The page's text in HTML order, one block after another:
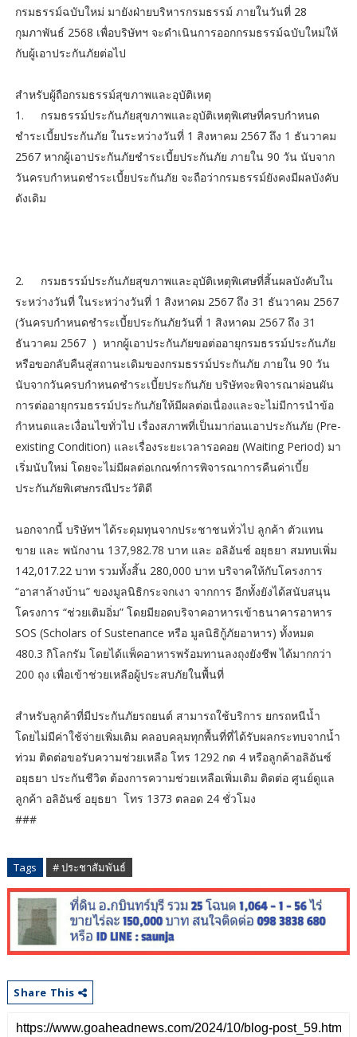
กรมธรรม์ฉบับใหม่ มายังฝ่ายบริหารกรมธรรม์ ภายในวันที่ 28
กุมภาพันธ์ 2568 เพื่อบริษัทฯ จะดำเนินการออกกรมธรรม์ฉบับใหม่ให้
กับผู้เอาประกันภัยต่อไป
สำหรับผู้ถือกรมธรรม์สุขภาพและอุบัติเหตุ
1.
กรมธรรม์ประกันภัยสุขภาพและอุบัติเหตุพิเศษที่ครบกำหนด
ชำระเบี้ยประกันภัย ในระหว่างวันที่ 1 สิงหาคม 2567 ถึง 1 ธันวาคม
2567 หากผู้เอาประกันภัยชำระเบี้ยประกันภัย ภายใน 90 วัน นับจาก
วันครบกำหนดชำระเบี้ยประกันภัย จะถือว่ากรมธรรม์ยังคงมีผลบังคับ
ดังเดิม
2.
กรมธรรม์ประกันภัยสุขภาพและอุบัติเหตุพิเศษที่สิ้นผลบังคับใน
ระหว่างวันที่ ในระหว่างวันที่ 1 สิงหาคม 2567 ถึง 31 ธันวาคม 2567
(วันครบกำหนดชำระเบี้ยประกันภัยวันที่ 1 สิงหาคม 2567 ถึง 31
ธันวาคม 2567 ) หากผู้เอาประกันภัยขอต่ออายุกรมธรรม์ประกันภัย
หรือขอกลับคืนสู่สถานะเดิมของกรมธรรม์ประกันภัย ภายใน 90 วัน
นับจากวันครบกำหนดชำระเบี้ยประกันภัย บริษัทจะพิจารณาผ่อนผัน
การต่ออายุกรมธรรม์ประกันภัยให้มีผลต่อเนื่องและจะไม่มีการนำข้อ
กำหนดและเงื่อนไขทั่วไป เรื่องสภาพที่เป็นมาก่อนเอาประกันภัย (Pre-
existing Condition) และเรื่องระยะเวลารอคอย (Waiting Period) มา
เริ่มนับใหม่ โดยจะไม่มีผลต่อเกณฑ์การพิจารณาการคืนค่าเบี้ย
ประกันภัยพิเศษกรณีประวัติดี
นอกจากนี้ บริษัทฯ ได้ระดุมทุนจากประชาชนทั่วไป ลูกค้า ตัวแทน
ขาย และ พนักงาน 137,982.78 บาท และ อลิอันซ์ อยุธยา สมทบเพิ่ม
142,017.22 บาท รวมทั้งสิ้น 280,000 บาท บริจาคให้กับโครงการ
“อาสาล้างบ้าน” ของมูลนิธิกระจกเงา จากการ อีกทั้งยังได้สนับสนุน
โครงการ “ช่วยเติมอิ่ม” โดยมียอดบริจาคอาหารเข้าธนาคารอาหาร
SOS (Scholars of Sustenance หรือ มูลนิธิกู้ภัยอาหาร) ทั้งหมด
480.3 กิโลกรัม โดยได้แพ็คอาหารพร้อมทานลงถุงยังชีพ ได้มากกว่า
200 ถุง เพื่อเข้าช่วยเหลือผู้ประสบภัยในพื้นที่
สำหรับลูกค้าที่มีประกันภัยรถยนต์ สามารถใช้บริการ ยกรถหนีน้ำ
โดยไม่มีค่าใช้จ่ายเพิ่มเติม คลอบคลุมทุกพื้นที่ที่ได้รับผลกระทบจากน้ำ
ท่วม ติดต่อขอรับความช่วยเหลือ โทร 1292 กด 4 หรือลูกค้าอลิอันซ์
อยุธยา ประกันชีวิต ต้องการความช่วยเหลือเพิ่มเติม ติดต่อ ศูนย์ดูแล
ลูกค้า อลิอันซ์ อยุธยา โทร 1373 ตลอด 24 ชั่วโมง
###
Tags # ประชาสัมพันธ์
Share This